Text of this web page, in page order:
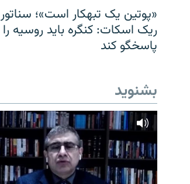
«پوتین یک تبهکار است»؛ سناتور
ریک اسکات: کنگره باید روسیه را
پاسخگو کند
بشنوید